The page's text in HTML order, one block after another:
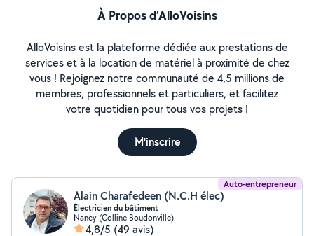
À Propos d’AlloVoisins
AlloVoisins est la plateforme dédiée aux prestations de
services et à la location de matériel à proximité de chez
vous ! Rejoignez notre communauté de 4,5 millions de
membres, professionnels et particuliers, et facilitez
votre quotidien pour tous vos projets !
M'inscrire
Auto-entrepreneur
Alain Charafedeen (N.C.H élec)
Électricien du bâtiment
Nancy (Colline Boudonville)
4,8/5 (49 avis)